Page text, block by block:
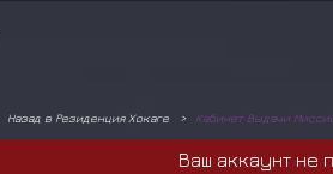
Назад в Резиденция Хокаге Кабинет Выдачи
Ваш аккаунт не